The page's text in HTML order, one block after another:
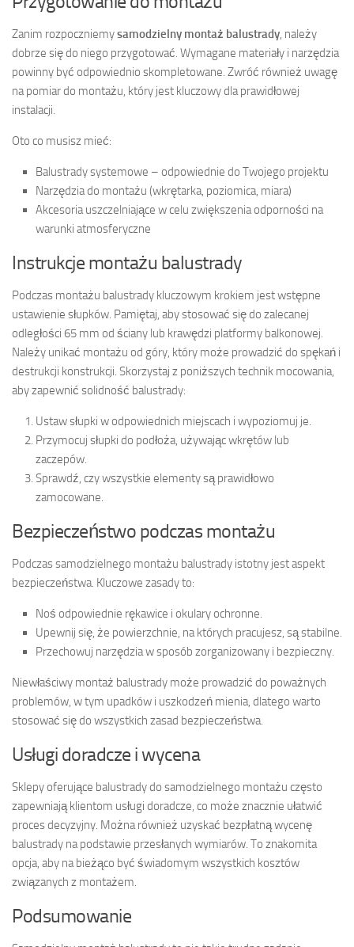
Zanim rozpoczniemysamodzielny montaż balustrady, należy
dobrze się do niego przygotować. Wymagane materiały i narzędzia
powinny być odpowiednio skompletowane. Zwróć również uwagę
na pomiar do montażu, który jest kluczowy dla prawidłowej
instalacji.
Oto co musisz mieć:
Balustrady systemowe – odpowiednie do Twojego projektu
Narzędzia do montażu (wkrętarka, poziomica, miara)
Akcesoria uszczelniające w celu zwiększenia odporności na
warunki atmosferyczne
Instrukcje montażu balustrady
Podczas montażu balustrady kluczowym krokiem jest wstępne
ustawienie słupków. Pamiętaj, aby stosować się do zalecanej
odległości 65 mm od ściany lub krawędzi platformy balkonowej.
Należy unikać montażu od góry, który może prowadzić do spękań i
destrukcji konstrukcji. Skorzystaj z poniższych technik mocowania,
aby zapewnić solidność balustrady:
Ustaw słupki w odpowiednich miejscach i wypoziomuj je.
Przymocuj słupki do podłoża, używając wkrętów lub
zaczepów.
Sprawdź, czy wszystkie elementy są prawidłowo
zamocowane.
Bezpieczeństwo podczas montażu
Podczas samodzielnego montażu balustrady istotny jest aspekt
bezpieczeństwa. Kluczowe zasady to:
Noś odpowiednie rękawice i okulary ochronne.
Upewnij się, że powierzchnie, na których pracujesz, są stabilne.
Przechowuj narzędzia w sposób zorganizowany i bezpieczny.
Niewłaściwy montaż balustrady może prowadzić do poważnych
problemów, w tym upadków i uszkodzeń mienia, dlatego warto
stosować się do wszystkich zasad bezpieczeństwa.
Usługi doradcze i wycena
Sklepy oferujące balustrady do samodzielnego montażu często
zapewniają klientom usługi doradcze, co może znacznie ułatwić
proces decyzyjny. Można również uzyskać bezpłatną wycenę
balustrady na podstawie przesłanych wymiarów. To znakomita
opcja, aby na bieżąco być świadomym wszystkich kosztów
związanych z montażem.
Podsumowanie